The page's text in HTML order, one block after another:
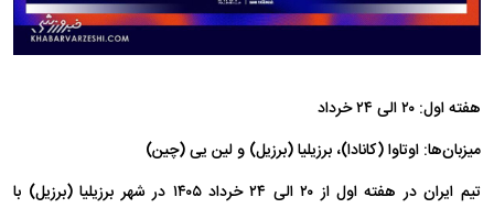
هفته اول: ۲۰ الی ۲۴ خرداد
میزبان‌ها: اوتاوا (کانادا)، برزیلیا (برزیل) و لین یی (چین)
تیم ایران در هفته اول از ۲۰ الی ۲۴ خرداد ۱۴۰۵ در شهر برزیلیا (برزیل) با